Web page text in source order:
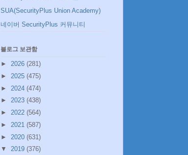
SUA(SecurityPlus Union Academy)
네이버 SecurityPlus 커뮤니티
블로그 보관함
► 2026 (281)
► 2025 (475)
► 2024 (474)
► 2023 (438)
► 2022 (564)
► 2021 (587)
► 2020 (631)
▼ 2019 (376)